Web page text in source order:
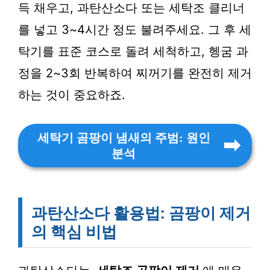
득 채우고, 과탄산소다 또는 세탁조 클리너
를 넣고 3~4시간 정도 불려주세요. 그 후 세
탁기를 표준 코스로 돌려 세척하고, 헹굼 과
정을 2~3회 반복하여 찌꺼기를 완전히 제거
하는 것이 중요하죠.
세탁기 곰팡이 냄새의 주범: 원인
분석
과탄산소다 활용법: 곰팡이 제거
의 핵심 비법